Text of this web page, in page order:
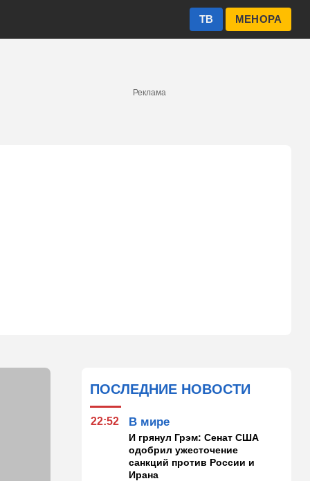
МЕНОРА
ТВ
Реклама
ПОСЛЕДНИЕ НОВОСТИ
22:52 В мире
И грянул Грэм: Сенат США
одобрил ужесточение
санкций против России и
Ирана